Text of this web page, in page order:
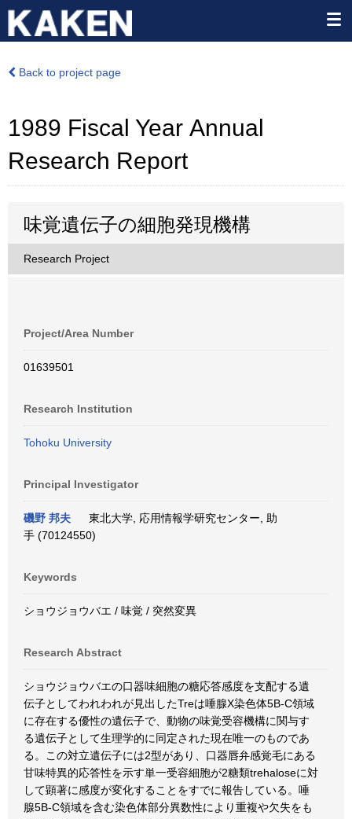
Back to project page
1989 Fiscal Year Annual
Research Report
味覚遺伝子の細胞発現機構
Research Project
Project/Area Number
01639501
Research Institution
Tohoku University
Principal Investigator
磯野 邦夫
東北大学, 応用情報学研究センター, 助
手 (70124550)
Keywords
ショウジョウバエ / 味覚 / 突然変異
Research Abstract
ショウジョウバエの口器味細胞の糖応答感度を支配する遺
伝子としてわれわれが見出したTreは唾腺X染色体5B-C領域
に存在する優性の遺伝子で、動物の味覚受容機構に関与す
る遺伝子として生理学的に同定された現在唯一のものであ
る。この対立遺伝子には2型があり、口器唇弁感覚毛にある
甘味特異的応答性を示す単一受容細胞が2糖類trehaloseに対
して顕著に感度が変化することをすでに報告している。唾
腺5B-C領域を含む染色体部分異数性により重複や欠失をも